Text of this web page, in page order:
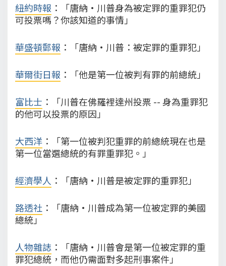
紐約時報 ：「唐納·川普身為被定罪的重罪犯仍
可投票嗎？你該知道的事情」
華盛頓郵報 ：「唐納·川普：被定罪的重罪犯」
華爾街日報 ：「他是第一位被判有罪的前總統」
富比士 ：「川普在佛羅裡達州投票 -- 身為重罪犯
的他可以投票的原因」
大西洋 ：「第一位被判犯重罪的前總統現在也是
第一位當選總統的有罪重罪犯。」
經濟學人 ：「唐納·川普是被定罪的重罪犯」
路透社 ：「唐納·川普成為第一位被定罪的美國
總統」
人物雜誌 ：「唐納·川普會是第一位被定罪的重
罪犯總統，而他仍需面對多起刑事案件」